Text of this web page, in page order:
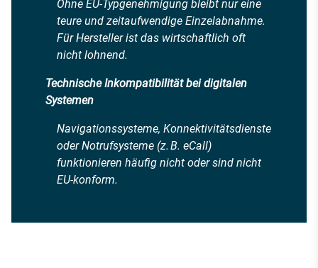
Ohne EU-Typgenehmigung bleibt nur eine
teure und zeitaufwendige Einzelabnahme.
Für Hersteller ist das wirtschaftlich oft
nicht lohnend.
Technische Inkompatibilität bei digitalen
Systemen
Navigationssysteme, Konnektivitätsdienste
oder Notrufsysteme (z. B. eCall)
funktionieren häufig nicht oder sind nicht
EU-konform.